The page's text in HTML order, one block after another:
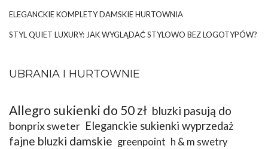
ELEGANCKIE KOMPLETY DAMSKIE HURTOWNIA
STYL QUIET LUXURY: JAK WYGLĄDAĆ STYLOWO BEZ LOGOTYPÓW?
UBRANIA I HURTOWNIE
Allegro sukienki do 50 zł bluzki pasują do
bonprix sweter Eleganckie sukienki wyprzedaż
fajne bluzki damskie greenpoint h & m swetry